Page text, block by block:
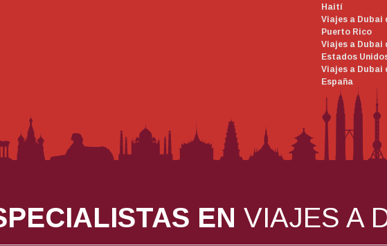
Haití
Viajes a Dubai
Puerto Rico
Viajes a Dubai
Estados
Viajes a Dubai
España
EN VIAJES A